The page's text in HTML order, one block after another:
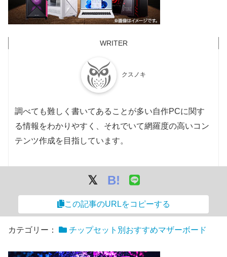
クスノキ
調べても難しく書いてあることが多い自作PCに関す
る情報をわかりやすく、それでいて網羅度の高いコン
テンツ作成を目指しています。
B!
この記事のURLをコピーする
カテゴリー： チップセット別おすすめマザーボード